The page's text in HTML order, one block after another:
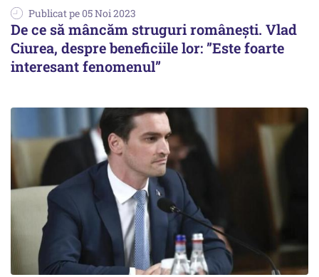
Publicat pe 05 Noi 2023
De ce să mâncăm struguri românești. Vlad
Ciurea, despre beneficiile lor: ”Este foarte
interesant fenomenul”